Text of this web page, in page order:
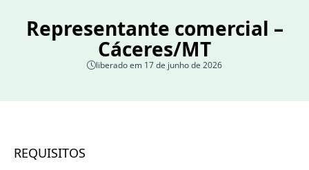
Representante comercial –
Cáceres/MT
liberado em 17 de junho de 2026
REQUISITOS